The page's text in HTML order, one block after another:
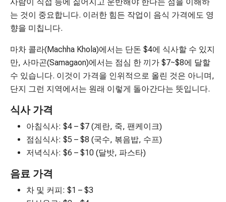
는 것이 중요합니다. 이러한 힘든 작업이 음식 가격에도 영
향을 미칩니다.
마차 콜라(Machha Khola)에서는 단돈 $4에 식사할 수 있지
만, 사마곤(Samagaon)에서는 점심 한 끼가 $7~$8에 달할
수 있습니다. 이것이 가격을 인위적으로 올린 것은 아니며,
단지 그런 지역에서는 원래 이렇게 돌아간다는 뜻입니다.
식사 가격
아침식사: $4 – $7 (계란, 죽, 팬케이크)
점심식사: $5 – $8 (국수, 볶음밥, 수프)
저녁식사: $6 – $10 (달밧, 파스타)
음료 가격
차 및 커피: $1 – $3